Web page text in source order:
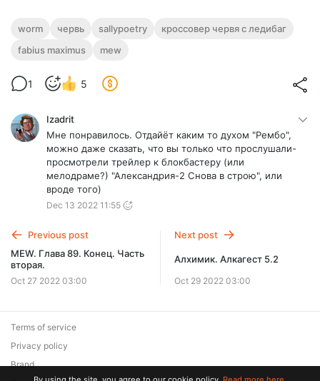
worm червь sallypoetry
кроссовер червя с ледибаг
fabius maximus
mew
1 5
Izadrit
Мне понравилось. Отдайёт каким то духом "Рембо",
можно даже сказать, что вы только что прослушали-
просмотрели трейлер к блокбастеру (или
мелодраме?) "Александрия-2 Снова в строю", или
вроде того)
Dec 13 2022 11:55
Previous post
MEW. Глава 89. Конец. Часть
вторая.
Oct 27 2022 03:00
Next post
Алхимик. Алкагест 5.2
Oct 29 2022 03:00
Terms of service
Privacy policy
Brand